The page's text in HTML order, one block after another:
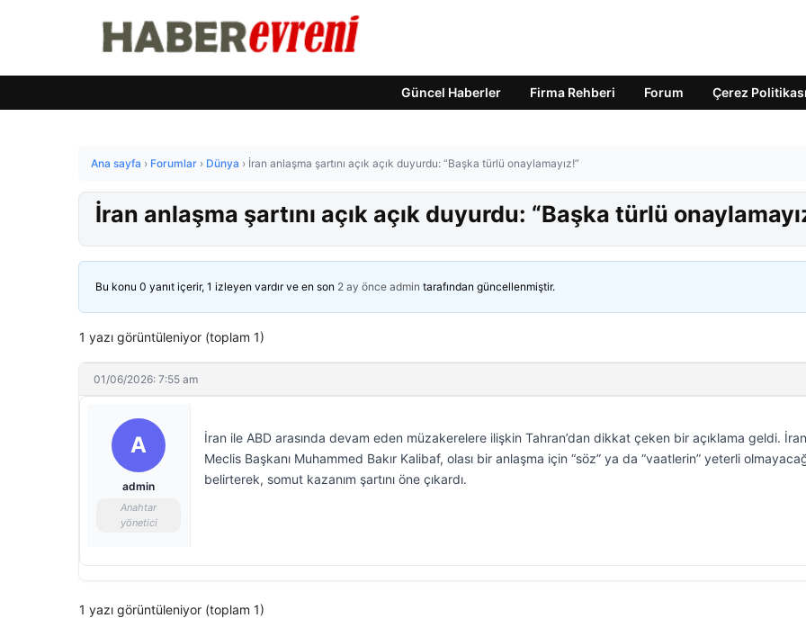
Güncel Haberler Firma Rehberi Forum Çerez Politikası
Ana sayfa › Forumlar › Dünya › İran anlaşma şartını açık açık duyurdu: “Başka türlü onaylamayız!”
İran anlaşma şartını açık açık duyurdu: “Başka türlü
Bu konu 0 yanıt içerir, 1 izleyen vardır ve en son 2 ay önce admin tarafından güncellenmiştir.
1 yazı görüntüleniyor (toplam 1)
01/06/2026: 7:55 am
A
admin
Anahtar
yönetici
İran ile ABD arasında devam eden müzakerelere ilişkin Tahran’dan dikkat çeken bir açıklama geldi. İran
Meclis Başkanı Muhammed Bakır Kalibaf, olası bir anlaşma için “söz” ya da “vaatlerin” yeterli
belirterek, somut kazanım şartını öne çıkardı.
1 yazı görüntüleniyor (toplam 1)